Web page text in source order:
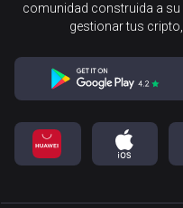
comunidad construida a su
gestionar tus